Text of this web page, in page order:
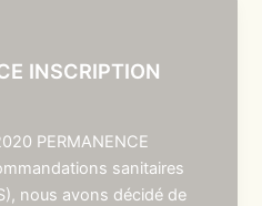
INSCRIPTION
PERMANENCE
sanitaires
nous avons décidé de